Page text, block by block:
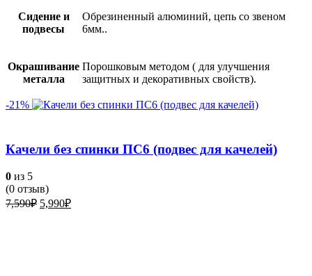
Сидение и
подвесы
Обрезиненный алюминий, цепь со звеном
6мм..
Окрашивание
металла
Порошковым методом ( для улучшения
защитных и декоративных свойств).
-21%
Качели без спинки ПС6 (подвес для качелей)
0 из 5
(0 отзыв)
7,590₽ Первоначальная
5,990₽Текущая